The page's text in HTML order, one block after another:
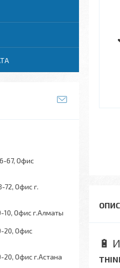
🔋
67 Офис
72 Офис г.
10 Офис г.Алматы
20 Офис
20 Офис г.Астана